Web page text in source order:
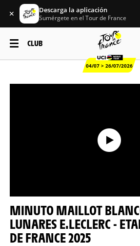
✕ Descarga la aplicación
Sumérgete en el Tour de France
CLUB
04/07 > 26/07/2026
MINUTO MAILLOT BLANCO DE
LUNARES E.LECLERC -
DE FRANCE 2025